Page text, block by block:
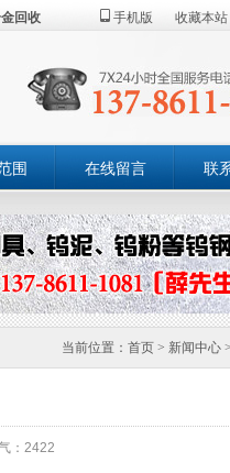
回收 手机版 收藏本站
围 在线留言 联
当前位置： 首页 > 新闻中心 >
：2422